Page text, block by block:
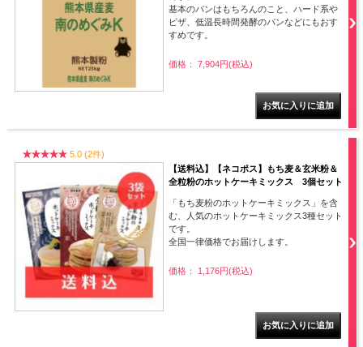
基本のパンはもちろんのこと、ハード系や
ピザ、低温長時間発酵のパンなどにもおす
すめです。
価格： 7,904円(税込)
5.0 (2件)
【送料込】【ネコポス】もち麦＆玄米粉＆
全粒粉のホットケーキミックス 3個セット
「もち麦粉のホットケーキミックス」を含
む、人気のホットケーキミックス3種セット
です。
全国一律価格でお届けします。
価格： 1,176円(税込)